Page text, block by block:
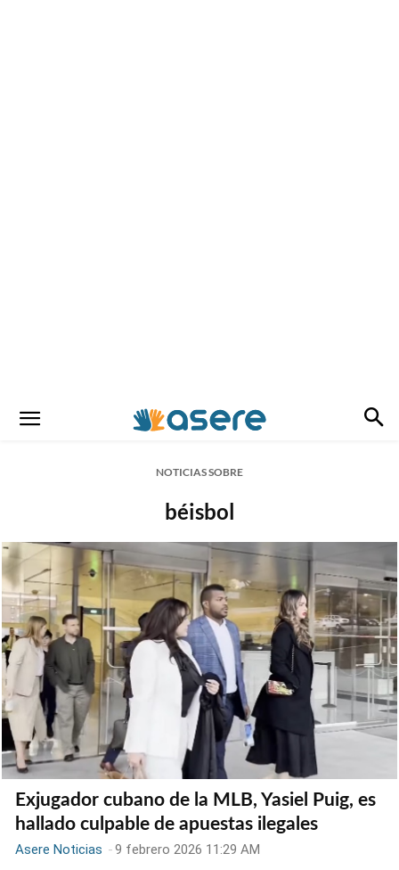
NOTICIAS SOBRE
béisbol
Exjugador cubano de la MLB, Yasiel Puig, es
hallado culpable de apuestas ilegales
Asere Noticias -9 febrero 2026 11:29 AM